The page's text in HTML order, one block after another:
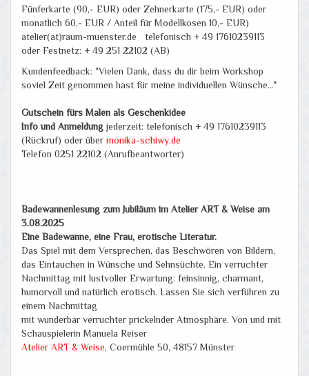
Fünferkarte (90,- EUR) oder Zehnerkarte (175,- EUR) oder
monatlich 60,- EUR / Anteil für Modellkosen 10,- EUR)
atelier(at)raum-muenster.de telefonisch + 49 17610239113
oder Festnetz: + 49 251 22102 (AB)
Kundenfeedback: "Vielen Dank, dass du dir beim Workshop
soviel Zeit genommen hast für meine individuellen Wünsche..."
Gutschein fürs Malen als Geschenkidee
Info und Anmeldung jederzeit: telefonisch + 49 17610239113
(Rückruf) oder übermonika-schiwy.de
Telefon 0251 22102 (Anrufbeantworter)
Badewannenlesung zum Jubiläum im Atelier ART & Weise am
3.08.2025
Eine Badewanne, eine Frau, erotische Literatur.
Das Spiel mit dem Versprechen, das Beschwören von Bildern,
das Eintauchen in Wünsche und Sehnsüchte. Ein verruchter
Nachmittag mit lustvoller Erwartung: feinsinnig, charmant,
humorvoll und natürlich erotisch. Lassen Sie sich verführen zu
einem Nachmittag
mit wunderbar verruchter prickelnder Atmosphäre. Von und mit
Schauspielerin Manuela Reiser
Atelier ART & Weise, Coermühle 50, 48157 Münster